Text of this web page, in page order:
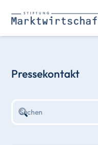
Pressekontakt